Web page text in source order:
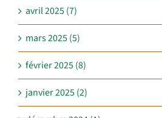
avril 2025 (7)
mars 2025 (5)
février 2025 (8)
janvier 2025 (2)